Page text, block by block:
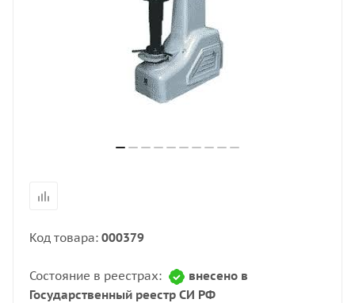
Код товара: 000379
Состояние в реестрах:
внесено в
Государственный реестр СИ РФ